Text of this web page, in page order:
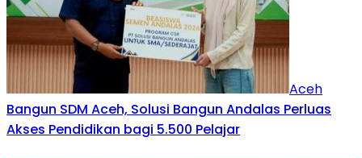
Aceh
Bangun SDM Aceh, Solusi Bangun Andalas Perluas
Akses Pendidikan bagi 5.500 Pelajar